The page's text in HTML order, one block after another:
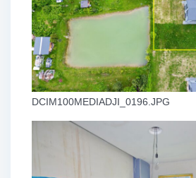
DCIM100MEDIADJI_0196.JPG